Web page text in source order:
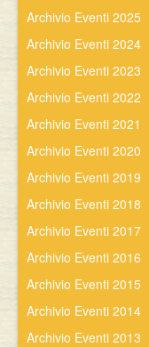
Archivio Eventi 2025
Archivio Eventi 2024
Archivio Eventi 2023
Archivio Eventi 2022
Archivio Eventi 2021
Archivio Eventi 2020
Archivio Eventi 2019
Archivio Eventi 2018
Archivio Eventi 2017
Archivio Eventi 2016
Archivio Eventi 2015
Archivio Eventi 2014
Archivio Eventi 2013